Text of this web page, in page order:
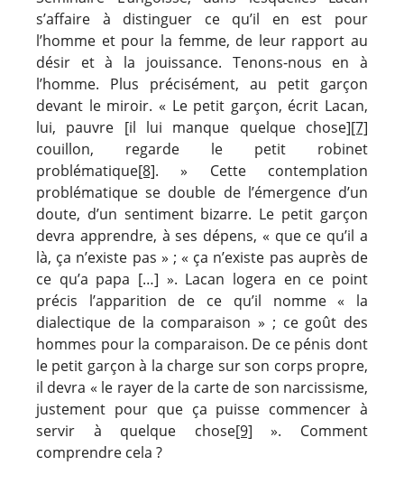
s’affaire à distinguer ce qu’il en est pour
l’homme et pour la femme, de leur rapport au
désir et à la jouissance. Tenons-nous en à
l’homme. Plus précisément, au petit garçon
devant le miroir. « Le petit garçon, écrit Lacan,
lui, pauvre [il lui manque quelque chose][7]
couillon, regarde le petit robinet
problématique[8]. » Cette contemplation
problématique se double de l’émergence d’un
doute, d’un sentiment bizarre. Le petit garçon
devra apprendre, à ses dépens, « que ce qu’il a
là, ça n’existe pas » ; « ça n’existe pas auprès de
ce qu’a papa […] ». Lacan logera en ce point
précis l’apparition de ce qu’il nomme « la
dialectique de la comparaison » ; ce goût des
hommes pour la comparaison. De ce pénis dont
le petit garçon à la charge sur son corps propre,
il devra « le rayer de la carte de son narcissisme,
justement pour que ça puisse commencer à
servir à quelque chose[9] ». Comment
comprendre cela ?